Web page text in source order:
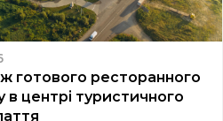
готового ресторанного
в центрі туристичного